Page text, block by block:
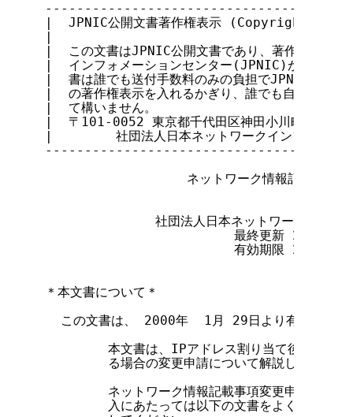
|  JPNIC公開文書著作権表示 (Copyright
|
|  この文書はJPNIC公開文書であり、著作権は
|  インフォメーションセンター(JPNIC)が保持
|  書は誰でも送付手数料のみの負担でJPNICか
|  の著作権表示を入れるかぎり、誰でも自由に転
|  て構いません。
|  〒101-0052 東京都千代田区神田小川
|        社団法人日本ネットワークインフォ
ネットワーク情報記載事項変
社団法人日本ネットワークインフ
最終更新 2000年
有効期限 2000年
＊本文書について＊
この文書は、 2000年  1月 29日より有効となり
本文書は、IPアドレス割り当て後に組織名
る場合の変更申請について解説したもので
ネットワーク情報記載事項変更申請に利用
入にあたっては以下の文書をよく読み、誤